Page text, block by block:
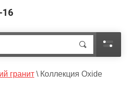
16
гранит \ Коллекция Oxide